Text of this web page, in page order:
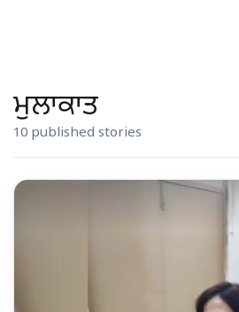
ਮੁਲਾਕਾਤ
10 published stories